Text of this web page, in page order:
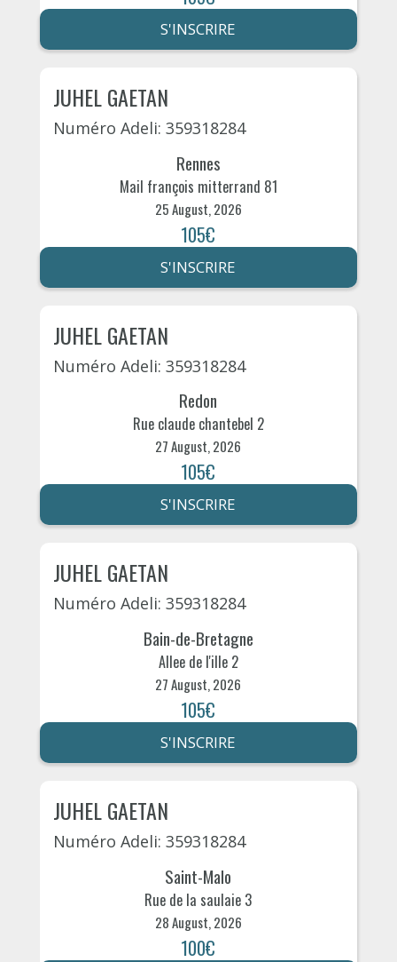
S'INSCRIRE
JUHEL GAETAN
Numéro Adeli: 359318284
Rennes
Mail françois mitterrand 81
25 August, 2026
105€
S'INSCRIRE
JUHEL GAETAN
Numéro Adeli: 359318284
Redon
Rue claude chantebel 2
27 August, 2026
105€
S'INSCRIRE
JUHEL GAETAN
Numéro Adeli: 359318284
Bain-de-Bretagne
Allee de l'ille 2
27 August, 2026
105€
S'INSCRIRE
JUHEL GAETAN
Numéro Adeli: 359318284
Saint-Malo
Rue de la saulaie 3
28 August, 2026
100€